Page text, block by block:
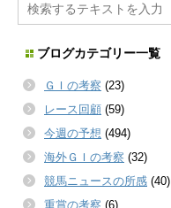
ブログカテゴリー一覧
ＧＩの考察 (23)
レース回顧 (59)
今週の予想 (494)
海外ＧＩの考察 (32)
競馬ニュースの所感 (40)
重賞の考察 (6)